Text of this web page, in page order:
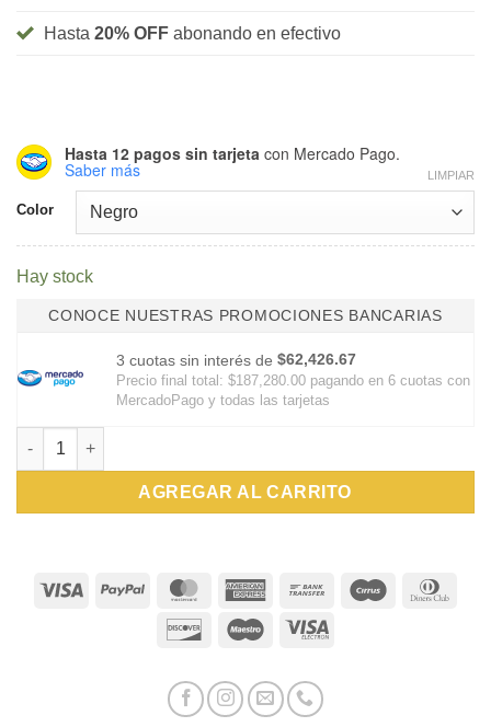
Hasta 20% OFF abonando en efectivo
Hasta 12 pagos sin tarjeta con Mercado Pago.
Saber más
Color
LIMPIAR
Hay stock
CONOCE NUESTRAS PROMOCIONES BANCARIAS
3 cuotas sin interés de $62,426.67
Precio final total: $187,280.00 pagando en 6 cuotas con
MercadoPago y todas las tarjetas
Matera Pelota Artesanal de Cuero cantidad
AGREGAR AL CARRITO
Visa PayPal MasterCardAmerican
Express
Bank
Cirrus
Discover MaestroVisa